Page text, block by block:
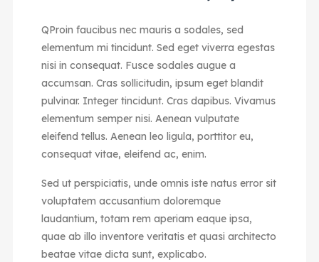
QProin faucibus nec mauris a sodales, sed
elementum mi tincidunt. Sed eget viverra egestas
nisi in consequat. Fusce sodales augue a
accumsan. Cras sollicitudin, ipsum eget blandit
pulvinar. Integer tincidunt. Cras dapibus. Vivamus
elementum semper nisi. Aenean vulputate
eleifend tellus. Aenean leo ligula, porttitor eu,
consequat vitae, eleifend ac, enim.
Sed ut perspiciatis, unde omnis iste natus error sit
voluptatem accusantium doloremque
laudantium, totam rem aperiam eaque ipsa,
quae ab illo inventore veritatis et quasi architecto
beatae vitae dicta sunt, explicabo.